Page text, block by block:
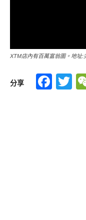
XTM店內有百萬富翁圖。地址:
分享